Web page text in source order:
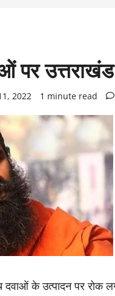
पर
2022 1 minute read
के उत्पादन पर रोक